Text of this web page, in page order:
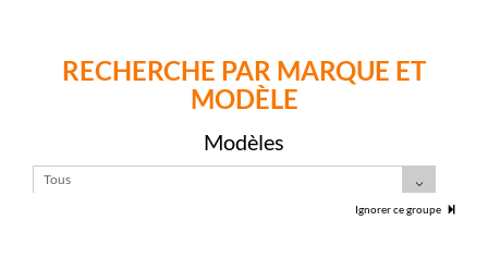
RECHERCHE PAR MARQUE ET
MODÈLE
Modèles
Tous
Ignorer ce groupe